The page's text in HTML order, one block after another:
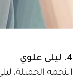
4. ليلى علوي
النجمة الجميلة،